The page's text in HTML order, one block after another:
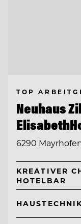
TOP
Neuhaus
6290
KREATIVER
HOTELBAR